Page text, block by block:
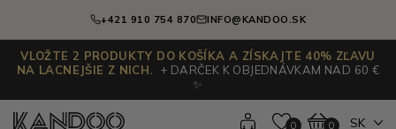
+421 910 754 870 INFO@KANDOO.SK
VLOŽTE 2 PRODUKTY DO KOŠÍKA A ZÍSKAJTE 40% ZĽAVU
NA LACNEJŠIE Z NICH.
+ DARČEK K OBJEDNÁVKAM NAD 60 €
✨
0 0 SK